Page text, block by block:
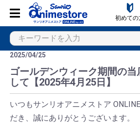
初めての
2025/04/25
ゴールデンウィーク期間の当
して【2025年4月25日】
いつもサンリオアニメストア
だき、誠にありがとうございます。